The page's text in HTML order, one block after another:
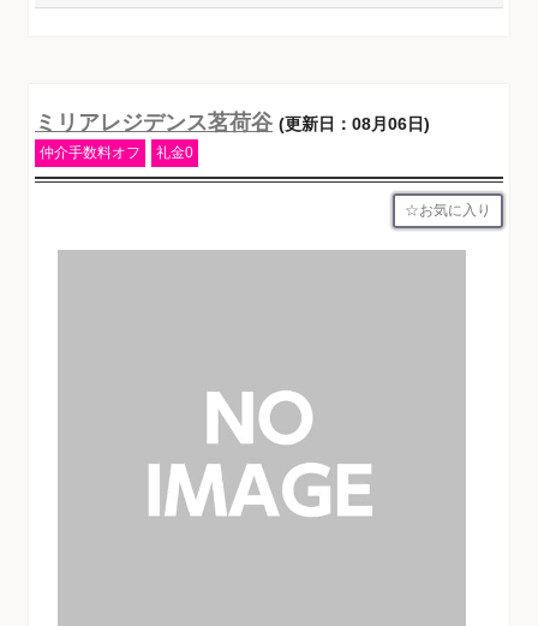
ミリアレジデンス茗荷谷 (更新日：08月06日)
仲介手数料オフ 礼金0
お気に入り